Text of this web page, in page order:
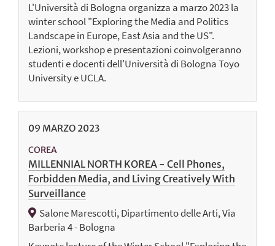
L'Università di Bologna organizza a marzo 2023 la
winter school "Exploring the Media and Politics
Landscape in Europe, East Asia and the US".
Lezioni, workshop e presentazioni coinvolgeranno
studenti e docenti dell'Università di Bologna Toyo
University e UCLA.
09 MARZO 2023
COREA
MILLENNIAL NORTH KOREA - Cell Phones,
Forbidden Media, and Living Creatively With
Surveillance
Salone Marescotti, Dipartimento delle Arti, Via
Barberia 4 - Bologna